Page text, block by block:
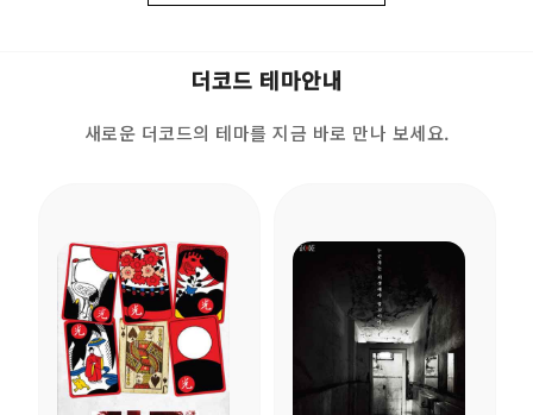
더코드 테마안내
새로운 더코드의 테마를 지금 바로 만나 보세요.
★★★★☆
..
더보기 >
★★★★☆
..
더보기 >